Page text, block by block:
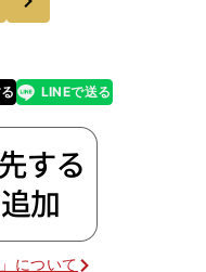
line LINEで送る
について